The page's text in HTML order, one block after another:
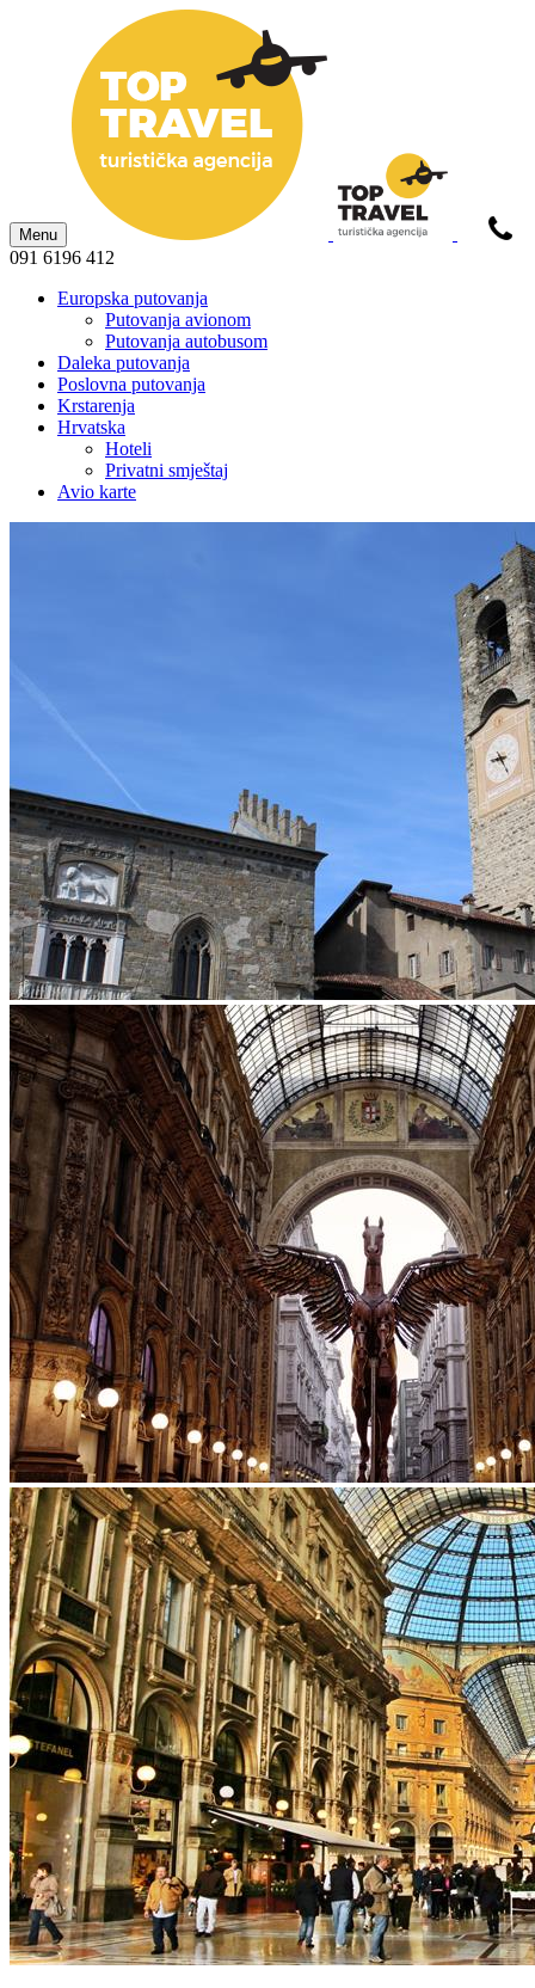
Menu
091 6196 412
Europska putovanja
Putovanja avionom
Putovanja autobusom
Daleka putovanja
Poslovna putovanja
Krstarenja
Hrvatska
Hoteli
Privatni smještaj
Avio karte